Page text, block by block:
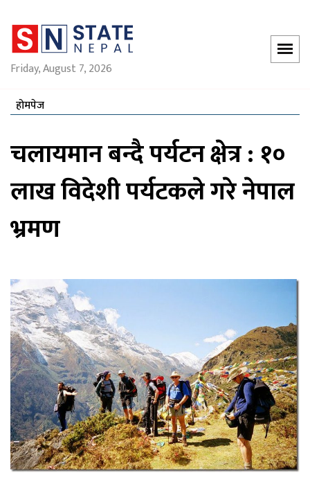
Friday, August 7, 2026
होमपेज
चलायमान बन्दै पर्यटन क्षेत्र : १०
लाख विदेशी पर्यटकले गरे नेपाल
भ्रमण